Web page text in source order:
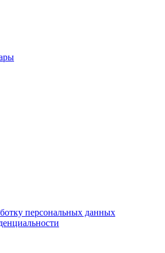
персональных данных